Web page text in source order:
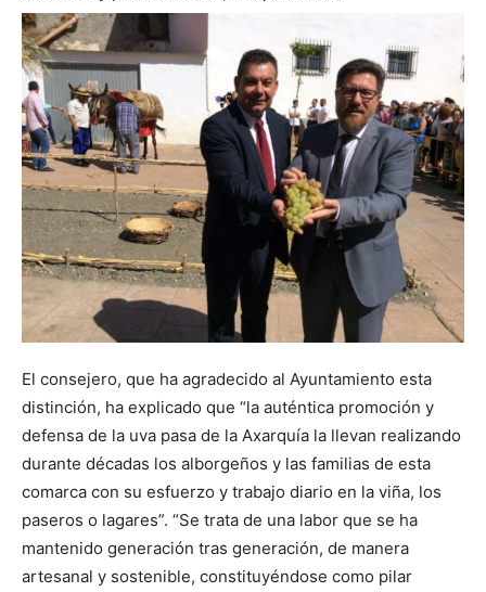
El consejero, que ha agradecido al Ayuntamiento esta
distinción, ha explicado que “la auténtica promoción y
defensa de la uva pasa de la Axarquía la llevan realizando
durante décadas los alborgeños y las familias de esta
comarca con su esfuerzo y trabajo diario en la viña, los
paseros o lagares”. “Se trata de una labor que se ha
mantenido generación tras generación, de manera
artesanal y sostenible, constituyéndose como pilar